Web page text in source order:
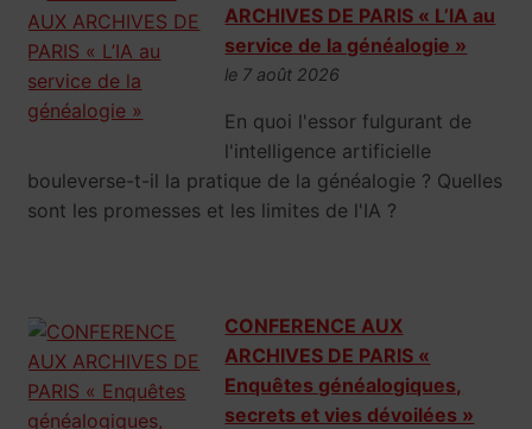
ARCHIVES DE PARIS « L’IA au
service de la généalogie »
le 7 août 2026
En quoi l'essor fulgurant de
l'intelligence artificielle
bouleverse-t-il la pratique de la généalogie ? Quelles
sont les promesses et les limites de l'IA ?
CONFERENCE AUX
ARCHIVES DE PARIS «
Enquêtes généalogiques,
secrets et vies dévoilées »